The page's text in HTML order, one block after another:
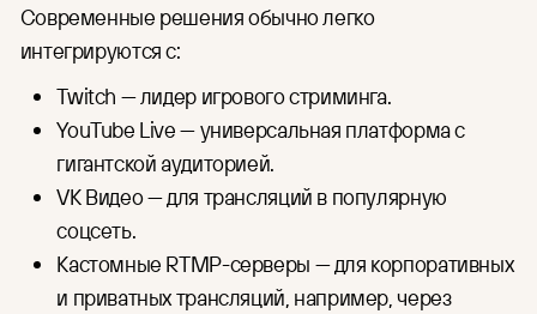
Современные решения обычно легко
интегрируются с:
Twitch — лидер игрового стриминга.
YouTube Live — универсальная платформа с
гигантской аудиторией.
VK Видео — для трансляций в популярную
соцсеть.
Кастомные RTMP-серверы — для корпоративных
и приватных трансляций, например, через